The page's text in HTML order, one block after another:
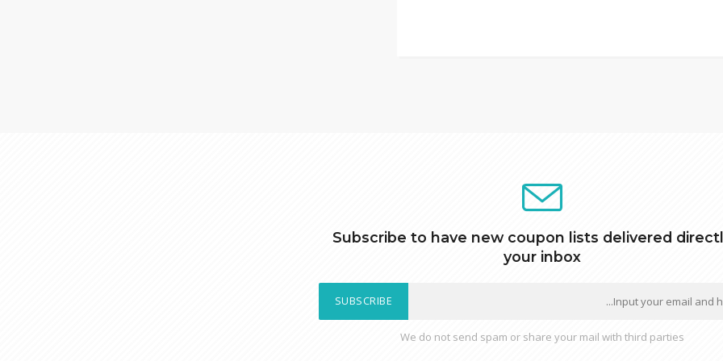
Subscribe to have new coupon lists delivered
your inbox
SUBSCRIBE
We do not send spam or share your mail with third parties